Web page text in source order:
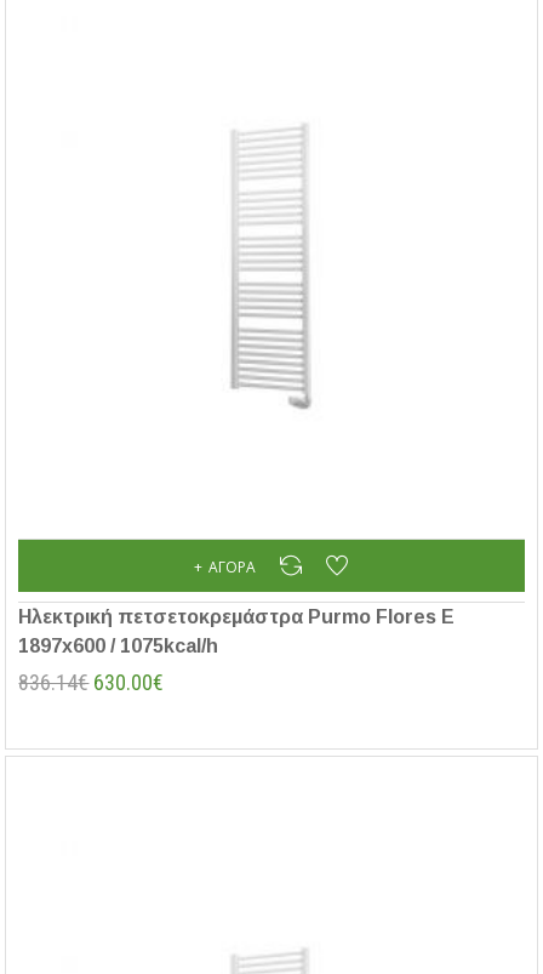
Ηλεκτρική πετσετοκρεμάστρα Purmo Flores E
1897x600 / 1075kcal/h
836.14€ 630.00€
ΑΓΟΡΆ